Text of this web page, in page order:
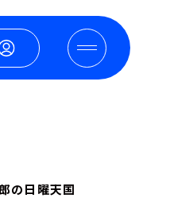
の日曜天国